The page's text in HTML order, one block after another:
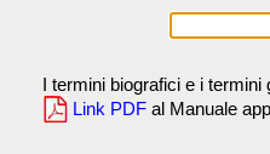
I termini biografici e i
Link PDF al Manuale